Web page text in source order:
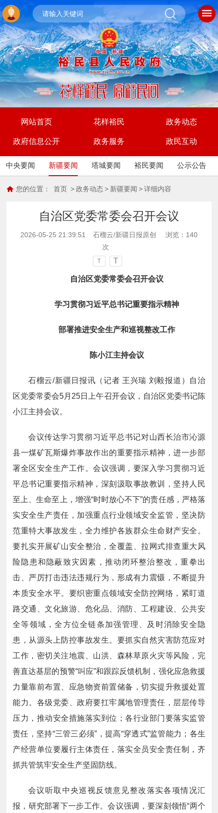
网站首页 花样裕民 政务动态
政府信息公开 政务服务 政民互动
中央要闻 新疆要闻 塔城要闻 裕民要闻 公示公告
您的位置： 首页 > 政务动态 > 新疆要闻 > 详细内容
自治区党委常委会召开会议
2026-05-25 21:39:51 石榴云/新疆日报原创 浏览： 140
次
T T
自治区党委常委会召开会议
学习贯彻习近平总书记重要指示精神
部署推进安全生产和巡视整改工作
陈小江主持会议
石榴云/新疆日报讯（记者 王兴瑞 刘毅报道）自治
区党委常委会5月25日上午召开会议，自治区党委书记陈
小江主持会议。
会议传达学习贯彻习近平总书记对山西长治市沁源
县一煤矿瓦斯爆炸事故作出的重要指示精神，进一步部
署全区安全生产工作。会议强调，要深入学习贯彻习近
平总书记重要指示精神，深刻汲取事故教训，坚持人民
至上、生命至上，增强“时时放心不下”的责任感，严格落
实安全生产责任，加强重点行业领域安全监管，坚决防
范重特大事故发生，全力维护各族群众生命财产安全。
要扎实开展矿山安全整治，全覆盖、拉网式排查重大风
险隐患和隐蔽致灾因素，推动闭环整治整改，重拳出
击、严厉打击违法违规行为，形成有力震慑，不断提升
本质安全水平。要织密重点领域安全防控网络，紧盯道
路交通、文化旅游、危化品、消防、工程建设、公共安
全等领域，全方位全链条加强管理、及时消除安全隐
患，从源头上防控事故发生。要抓实自然灾害防范应对
工作，密切关注地震、山洪、森林草原火灾等风险，完
善直达基层的预警“叫应”和跟踪反馈机制，强化应急救援
力量靠前布置、应急物资前置储备，切实提升救援处置
能力。各级党委、政府要扛牢属地管理责任，层层传导
压力，推动安全措施落实到位；各行业部门要落实监管
责任，坚持“三管三必须”，提高“穿透式”监管能力；各生
产经营单位要履行主体责任，落实全员安全责任制，齐
抓共管筑牢安全生产坚固防线。
会议听取中央巡视反馈意见整改落实各项情况汇
报，研究部署下一步工作。会议强调，要深刻领悟“两个